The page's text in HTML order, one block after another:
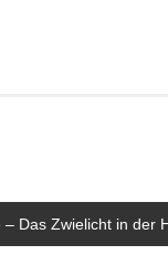
Das Zwielicht in der